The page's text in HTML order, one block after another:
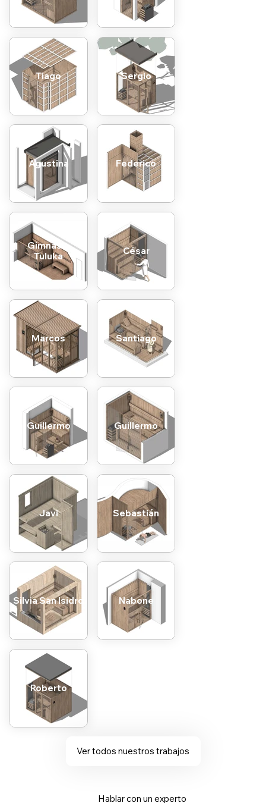
Tiago Sergio
Agustina Federico
Gimnasio
Tuluka
César
Marcos Santiago
Guillermo Guillermo
Javi Sebastián
Silvia San Isidro Nabone
Roberto
Ver todos nuestros trabajos
Hablar con un experto